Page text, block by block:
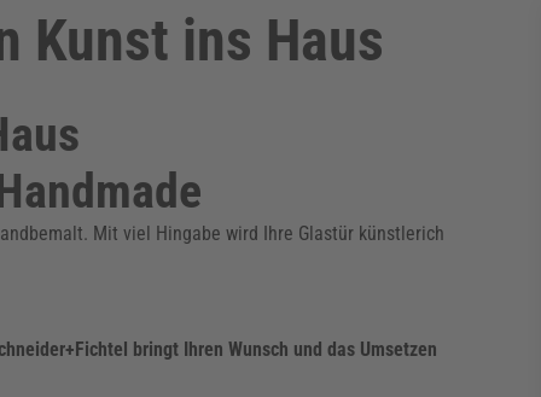
Kunst ins Haus
Mit viel Hingabe wird Ihre Glastür künstlerich
bringt Ihren Wunsch und das Umsetzen